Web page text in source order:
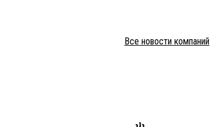
Все новости компаний